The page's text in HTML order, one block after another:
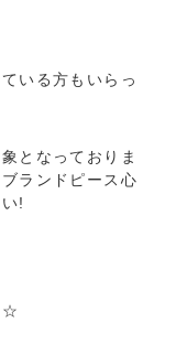
いる方もいらっ
となっておりま
ランドピース心
!
☆